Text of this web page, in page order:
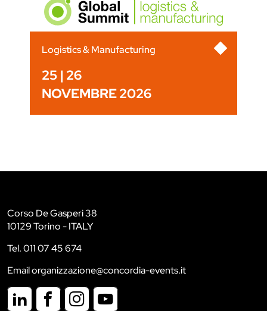
Logistics & Manufacturing
25 | 26
NOVEMBRE 2026
Corso De Gasperi 38
10129 Torino - ITALY
Tel. 011 07 45 674
Email organizzazione@concordia-events.it